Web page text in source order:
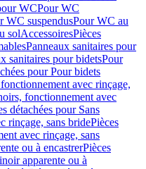
WCPour WC
WC suspendusPour WC au
solAccessoiresPièces
Panneaux sanitaires pour
sanitaires pour bidetsPour
pour Pour bidets
avec rinçage,
fonctionnement avec
détachées pour Sans
rinçage, sans bridePièces
avec rinçage, sans
ou à encastrerPièces
apparente ou à